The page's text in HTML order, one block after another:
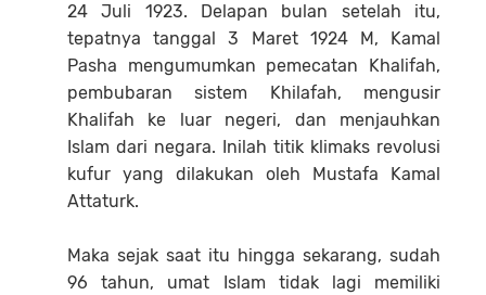
24 Juli 1923. Delapan bulan setelah itu,
tepatnya tanggal 3 Maret 1924 M, Kamal
Pasha mengumumkan pemecatan Khalifah,
pembubaran sistem Khilafah, mengusir
Khalifah ke luar negeri, dan menjauhkan
Islam dari negara. Inilah titik klimaks revolusi
kufur yang dilakukan oleh Mustafa Kamal
Attaturk.
Maka sejak saat itu hingga sekarang, sudah
96 tahun, umat Islam tidak lagi memiliki